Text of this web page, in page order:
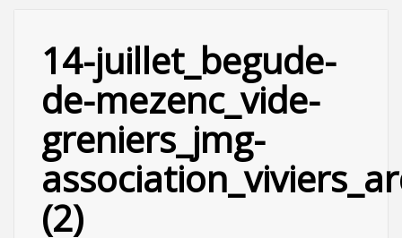
14-juillet_begude-
de-mezenc_vide-
greniers_jmg-
(2)